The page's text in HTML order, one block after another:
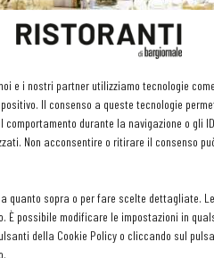
e i nostri partner utilizziamo tecnologie
Il consenso a queste tecnologie
durante la navigazione o gli
Non acconsentire o ritirare il consenso
quanto sopra o per fare scelte dettagliate.
È possibile modificare le impostazioni in
della Cookie Policy o cliccando sul
mascherine, ma non per i
e green pass:...
- 6 Maggio 2022